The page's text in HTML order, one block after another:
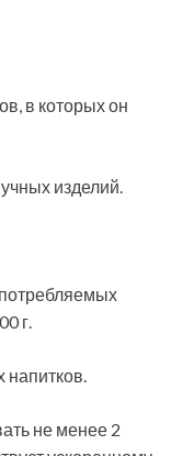
в которых он
изделий.
г.
напитков.
не менее 2